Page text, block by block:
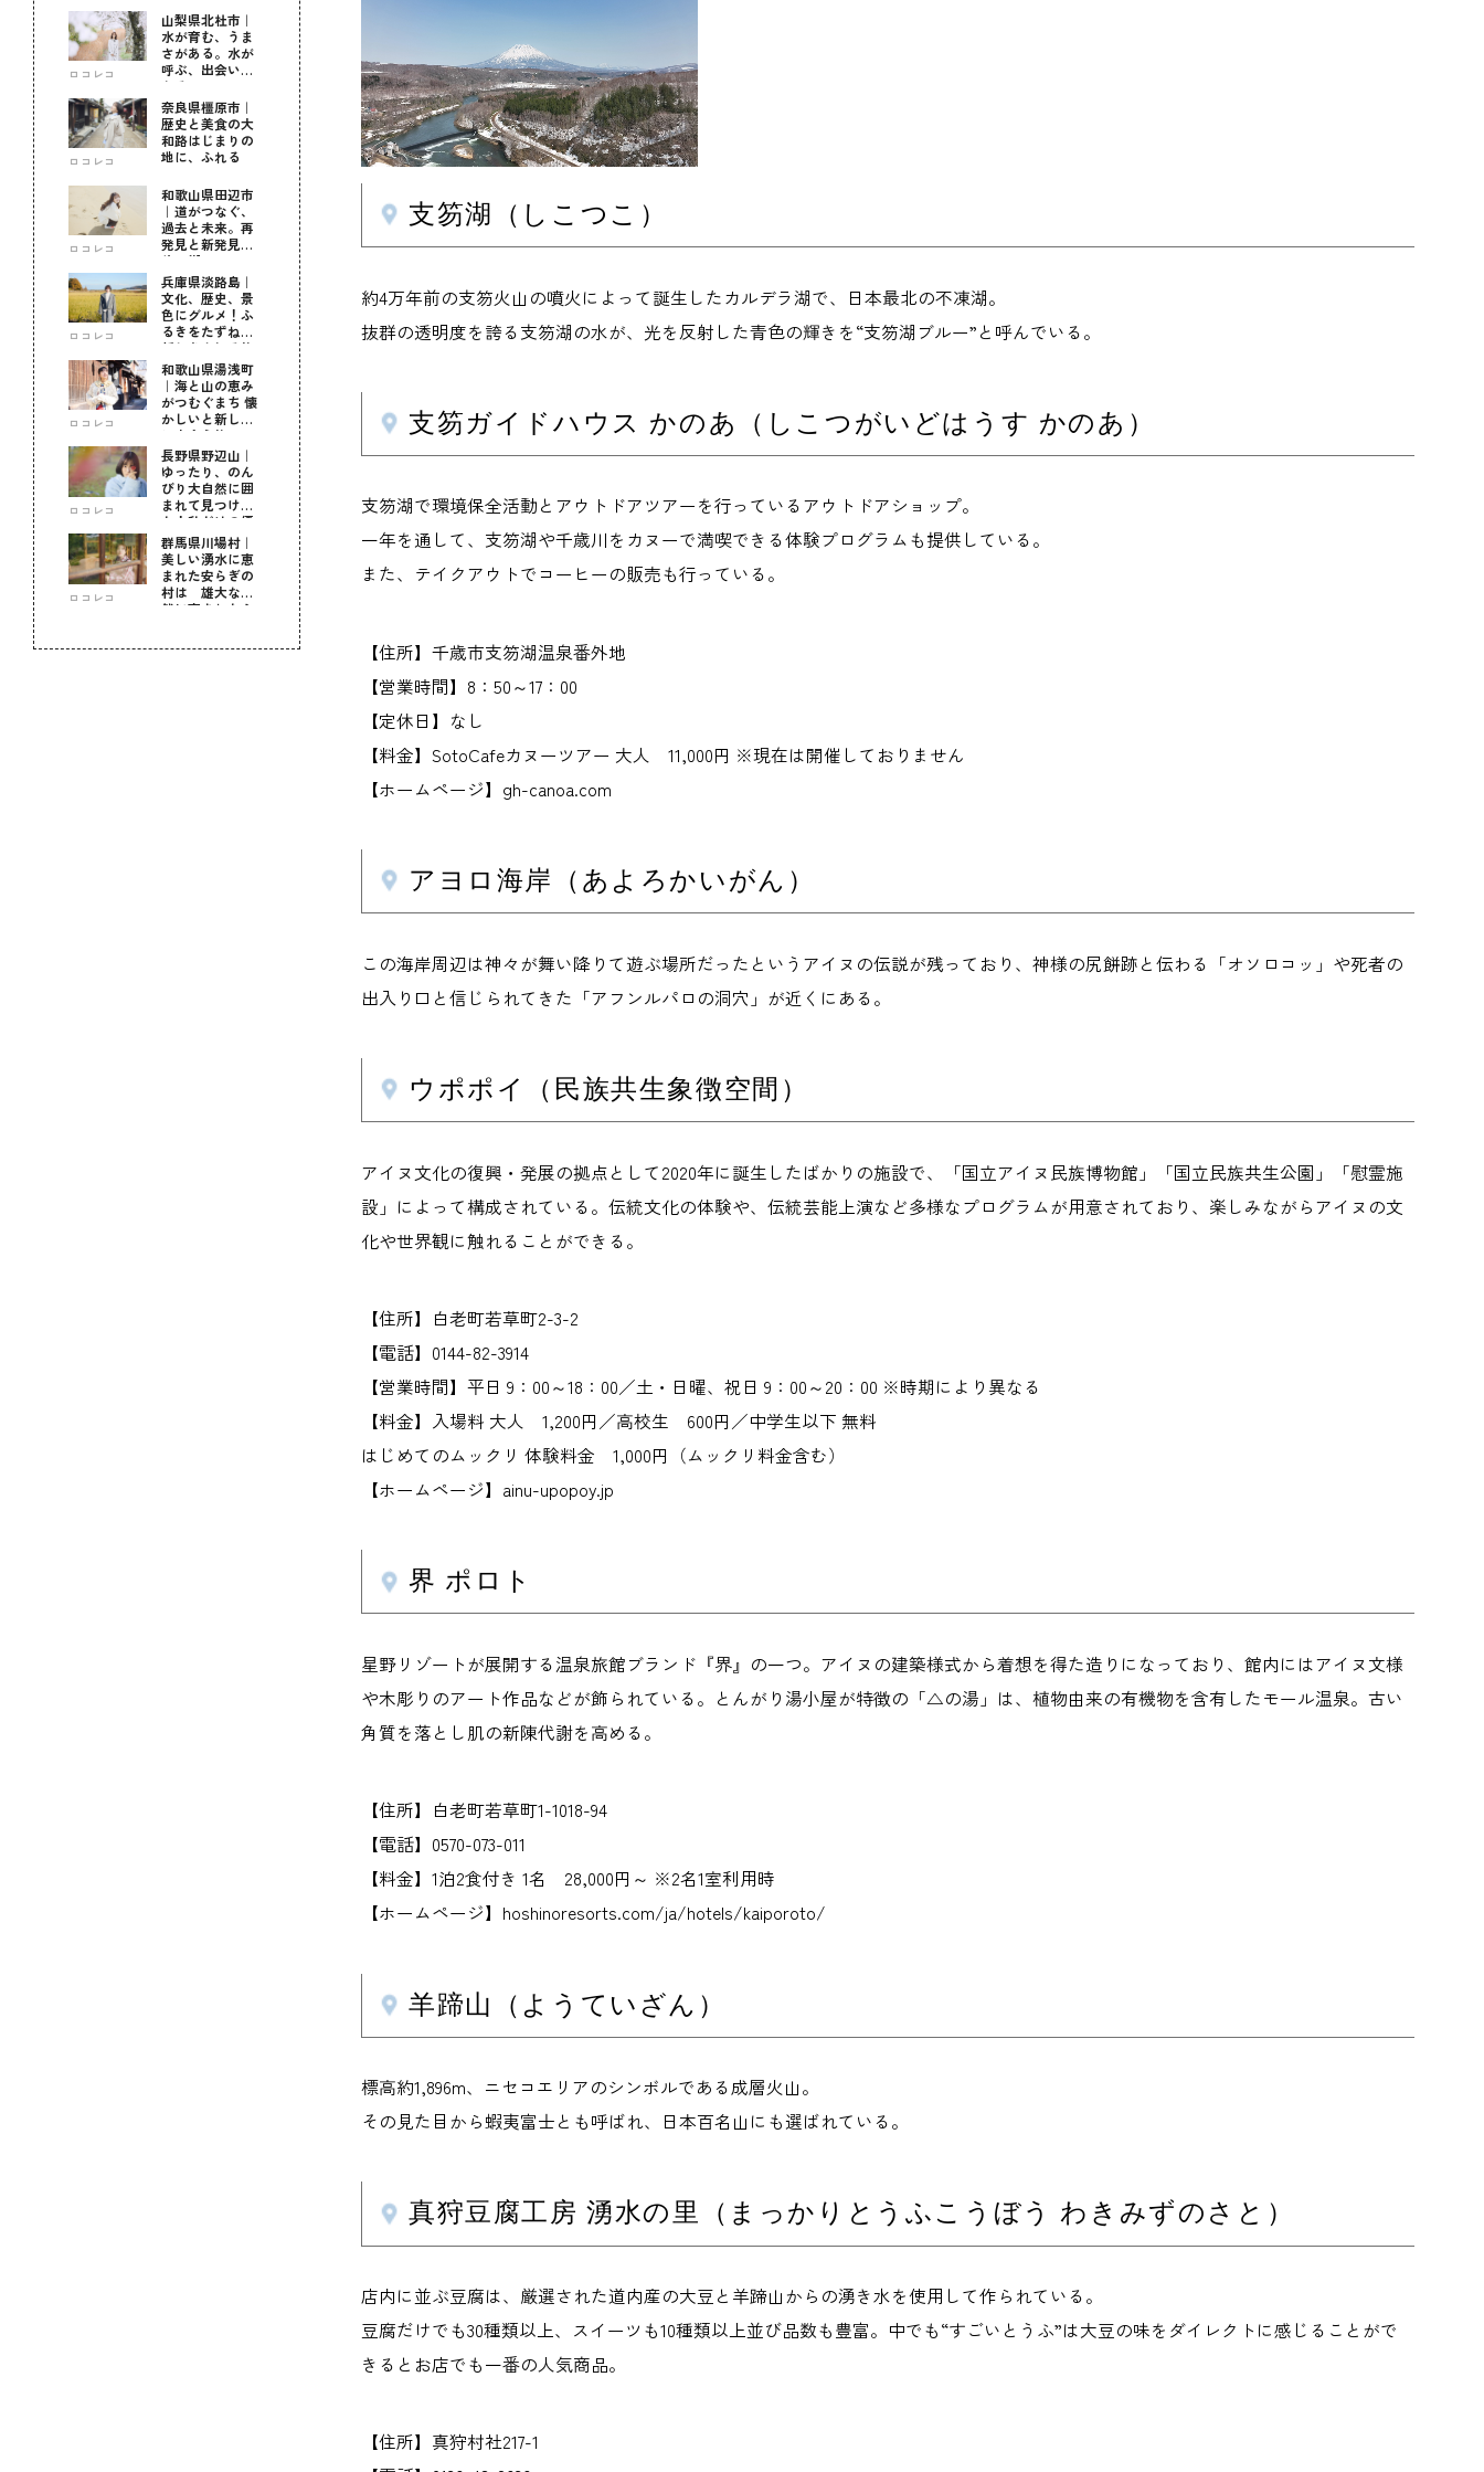
ロコレコ
山梨県北杜市｜
水が育む、うま
さがある。水が
呼ぶ、出会いが
ある。
ロコレコ
奈良県橿原市｜
歴史と美食の大
和路はじまりの
地に、ふれる
ロコレコ
和歌山県田辺市
｜道がつなぐ、
過去と未来。再
発見と新発見の
待つ街へ
ロコレコ
兵庫県淡路島｜
文化、歴史、景
色にグルメ！ふ
るきをたずねて
新しきを知る旅
ロコレコ
和歌山県湯浅町
｜海と山の恵み
がつむぐまち 懐
かしいと新しい
に出会う旅
ロコレコ
長野県野辺山｜
ゆったり、のん
びり大自然に囲
まれて見つけ
た！私だけの優
しい自分時間
ロコレコ
群馬県川場村｜
美しい湧水に恵
まれた安らぎの
村は 雄大な自
然に育まれた心
支笏湖（しこつこ）
約4万年前の支笏火山の噴火によって誕生したカルデラ湖で、日本最北の不凍湖。
抜群の透明度を誇る支笏湖の水が、光を反射した青色の輝きを“支笏湖ブルー”と呼んでいる。
支笏ガイドハウス かのあ（しこつがいどはうす かのあ）
支笏湖で環境保全活動とアウトドアツアーを行っているアウトドアショップ。
一年を通して、支笏湖や千歳川をカヌーで満喫できる体験プログラムも提供している。
また、テイクアウトでコーヒーの販売も行っている。
【住所】千歳市支笏湖温泉番外地
【営業時間】8：50～17：00
【定休日】なし
【料金】SotoCafeカヌーツアー 大人 11,000円 ※現在は開催しておりません
【ホームページ】gh-canoa.com
アヨロ海岸（あよろかいがん）
この海岸周辺は神々が舞い降りて遊ぶ場所だったというアイヌの伝説が残っており、神様の尻餅跡と伝わる「オソロコッ」や死者の
出入り口と信じられてきた「アフンルパロの洞穴」が近くにある。
ウポポイ（民族共生象徴空間）
アイヌ文化の復興・発展の拠点として2020年に誕生したばかりの施設で、「国立アイヌ民族博物館」「国立民族共生公園」「慰霊施
設」によって構成されている。伝統文化の体験や、伝統芸能上演など多様なプログラムが用意されており、楽しみながらアイヌの文
化や世界観に触れることができる。
【住所】白老町若草町2-3-2
【電話】0144-82-3914
【営業時間】平日 9：00～18：00／土・日曜、祝日 9：00～20：00 ※時期により異なる
【料金】入場料 大人 1,200円／高校生 600円／中学生以下 無料
はじめてのムックリ 体験料金 1,000円（ムックリ料金含む）
【ホームページ】ainu-upopoy.jp
界 ポロト
星野リゾートが展開する温泉旅館ブランド『界』の一つ。アイヌの建築様式から着想を得た造りになっており、館内にはアイヌ文様
や木彫りのアート作品などが飾られている。とんがり湯小屋が特徴の「△の湯」は、植物由来の有機物を含有したモール温泉。古い
角質を落とし肌の新陳代謝を高める。
【住所】白老町若草町1-1018-94
【電話】0570-073-011
【料金】1泊2食付き 1名 28,000円～ ※2名1室利用時
【ホームページ】hoshinoresorts.com/ja/hotels/kaiporoto/
羊蹄山（ようていざん）
標高約1,896m、ニセコエリアのシンボルである成層火山。
その見た目から蝦夷富士とも呼ばれ、日本百名山にも選ばれている。
真狩豆腐工房 湧水の里（まっかりとうふこうぼう わきみずのさと）
店内に並ぶ豆腐は、厳選された道内産の大豆と羊蹄山からの湧き水を使用して作られている。
豆腐だけでも30種類以上、スイーツも10種類以上並び品数も豊富。中でも“すごいとうふ”は大豆の味をダイレクトに感じることがで
きるとお店でも一番の人気商品。
【住所】真狩村社217-1